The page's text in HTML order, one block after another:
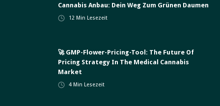
Cannabis Anbau: Dein Weg Zum Grünen Daumen
12 Min Lesezeit
🚀 GMP-Flower-Pricing-Tool: The Future Of
Pricing Strategy In The Medical Cannabis
Market
4 Min Lesezeit